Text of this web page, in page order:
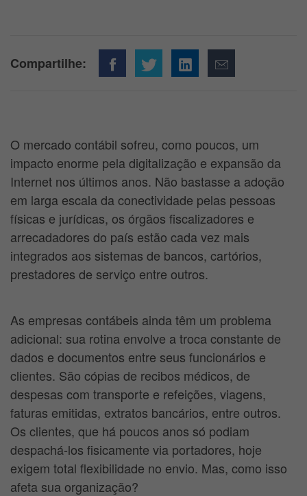
Compartilhe:
O mercado contábil sofreu, como poucos, um
impacto enorme pela digitalização e expansão da
Internet nos últimos anos. Não bastasse a adoção
em larga escala da conectividade pelas pessoas
físicas e jurídicas, os órgãos fiscalizadores e
arrecadadores do país estão cada vez mais
integrados aos sistemas de bancos, cartórios,
prestadores de serviço entre outros.
As empresas contábeis ainda têm um problema
adicional: sua rotina envolve a troca constante de
dados e documentos entre seus funcionários e
clientes. São cópias de recibos médicos, de
despesas com transporte e refeições, viagens,
faturas emitidas, extratos bancários, entre outros.
Os clientes, que há poucos anos só podiam
despachá-los fisicamente via portadores, hoje
exigem total flexibilidade no envio. Mas, como isso
afeta sua organização?